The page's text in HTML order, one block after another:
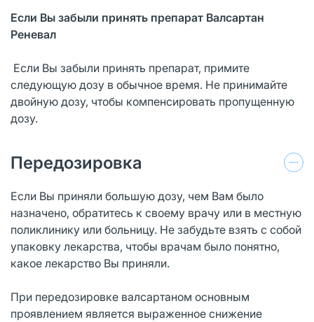
Если Вы забыли принять препарат Валсартан
Реневал
Если Вы забыли принять препарат, примите
следующую дозу в обычное время. Не принимайте
двойную дозу, чтобы компенсировать пропущенную
дозу.
Передозировка
Если Вы приняли большую дозу, чем Вам было
назначено, обратитесь к своему врачу или в местную
поликлинику или больницу. Не забудьте взять с собой
упаковку лекарства, чтобы врачам было понятно,
какое лекарство Вы приняли.
При передозировке валсартаном основным
проявлением является выраженное снижение